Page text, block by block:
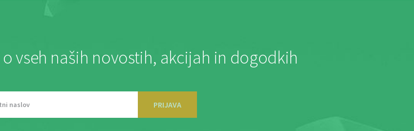
o vseh naših novostih, akcijah in dogodkih
PRIJAVA